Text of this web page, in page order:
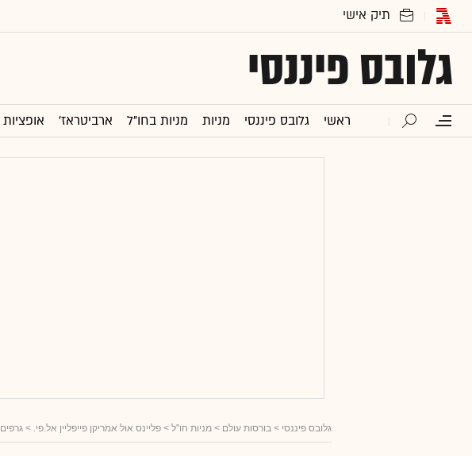
גלובס פיננסי
ראשי גלובס פיננסי מניות מניות בחו"ל ארביטראז' אופציות
גלובס פיננסי > בורסות עולם > מניות חו"ל > פליינס אול אמריקן פייפליין אל.פי. > גרפים